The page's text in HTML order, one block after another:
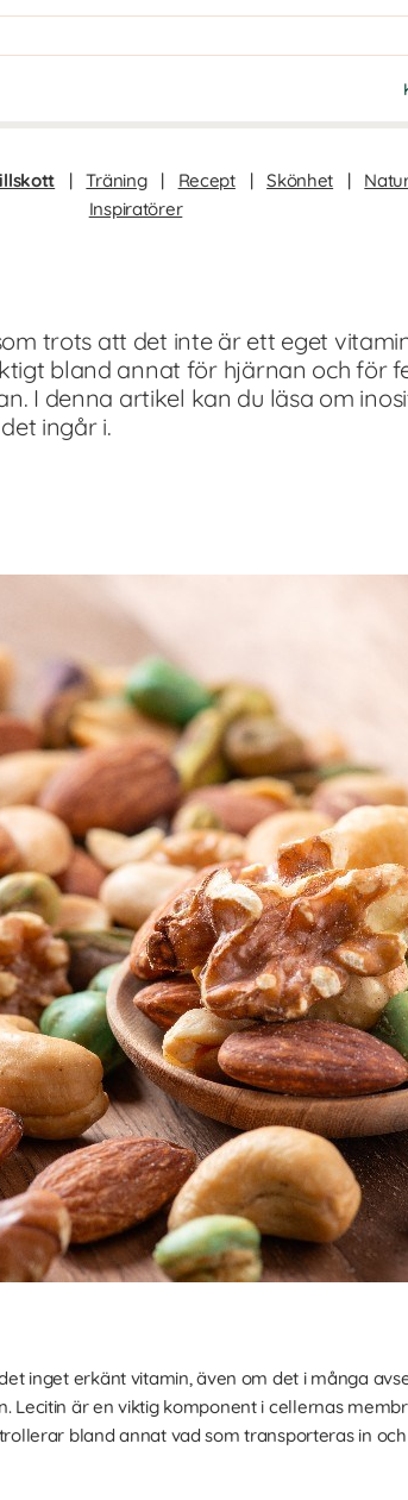
| Träning | Recept | Skönhet |
Inspiratörer
trots att det inte är ett eget
bland annat för hjärnan och för
I denna artikel kan du läsa om
ingår i.
inget erkänt vitamin, även om det i många
Lecitin är en viktig komponent i cellernas
bland annat vad som transporteras in